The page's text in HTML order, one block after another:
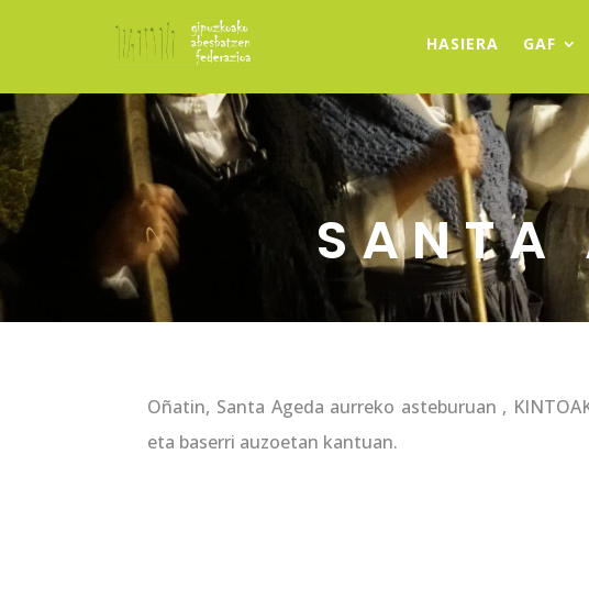
HASIERA GAF
SANTA
Oñatin, Santa Ageda aurreko asteburuan ,
eta baserri auzoetan kantuan.